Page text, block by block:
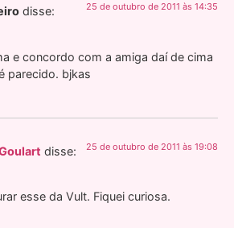
disse: 25 de outubro de 2011 às 14:35
e concordo com a amiga daí de cima
parecido. bjkas
disse: 25 de outubro de 2011 às 19:08
esse da Vult. Fiquei curiosa.